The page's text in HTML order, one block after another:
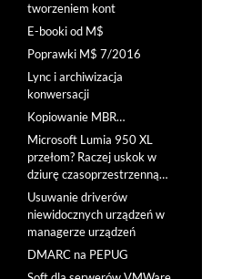
tworzeniem kont
E-booki od M$
Poprawki M$ 7/2016
Lync i archiwizacja
konwersacji
Kopiowanie MBR…
Microsoft Lumia 950 XL
przełom? Raczej uskok w
dziurę czasoprzestrzenną…
Usuwanie driverów
niewidocznych urządzeń w
managerze urządzeń
DMARC na PEPUG